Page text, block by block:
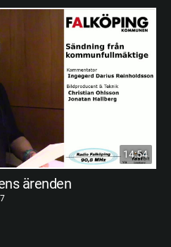
14:54
ärenden